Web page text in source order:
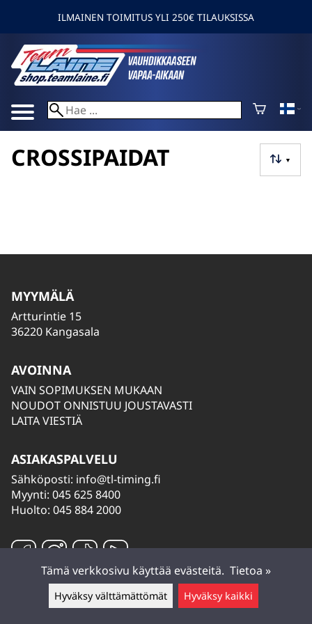
Jätä viesti ▲
ILMAINEN TOIMITUS YLI 250€ TILAUKSISSA
▼
CROSSIPAIDAT
MYYMÄLÄ
Artturintie 15
36220 Kangasala
AVOINNA
VAIN SOPIMUKSEN MUKAAN
NOUDOT ONNISTUU JOUSTAVASTI
LAITA VIESTIÄ
ASIAKASPALVELU
Sähköposti: info@tl-timing.fi
Myynti: 045 625 8400
Huolto: 045 884 2000
Tämä verkkosivu käyttää evästeitä. Tietoa »
Hyväksy välttämättömät Hyväksy kaikki